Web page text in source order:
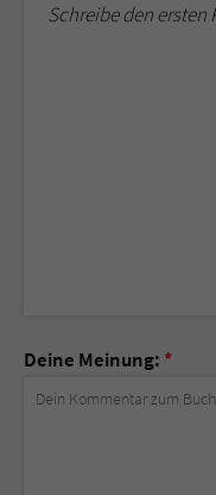
Schreibe den
Deine Meinung: *